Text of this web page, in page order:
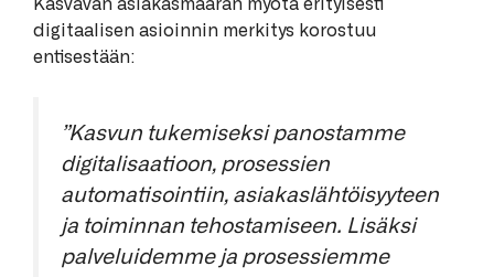
Kasvavan asiakasmäärän myötä erityisesti
digitaalisen asioinnin merkitys korostuu
entisestään:
”Kasvun tukemiseksi panostamme
digitalisaatioon, prosessien
automatisointiin, asiakaslähtöisyyteen
ja toiminnan tehostamiseen. Lisäksi
palveluidemme ja prosessiemme